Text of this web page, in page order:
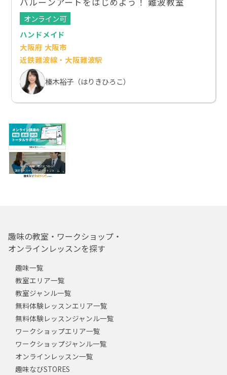
オンライン可
ハンドメイド
大阪府 大阪市
近鉄難波線・大阪難波駅
榛木裕子（はりきひろこ）
趣味の教室・ワークショップ・
オンラインレッスンを探す
趣味一覧
教室エリア一覧
教室ジャンル一覧
無料体験レッスンエリア一覧
無料体験レッスンジャンル一覧
ワークショップエリア一覧
ワークショップジャンル一覧
オンラインレッスン一覧
趣味なびSTORES